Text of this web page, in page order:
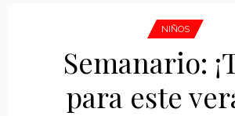
NIÑOS
Semanario:
para este